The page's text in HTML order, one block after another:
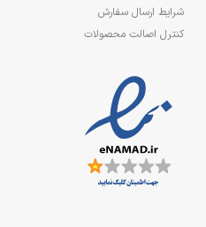
شرایط ارسال سفارش
کنترل اصالت محصولات